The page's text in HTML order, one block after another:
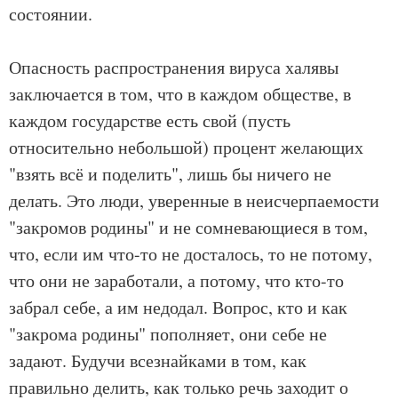
состоянии.
Опасность распространения вируса халявы
заключается в том, что в каждом обществе, в
каждом государстве есть свой (пусть
относительно небольшой) процент желающих
"взять всё и поделить", лишь бы ничего не
делать. Это люди, уверенные в неисчерпаемости
"закромов родины" и не сомневающиеся в том,
что, если им что-то не досталось, то не потому,
что они не заработали, а потому, что кто-то
забрал себе, а им недодал. Вопрос, кто и как
"закрома родины" пополняет, они себе не
задают. Будучи всезнайками в том, как
правильно делить, как только речь заходит о